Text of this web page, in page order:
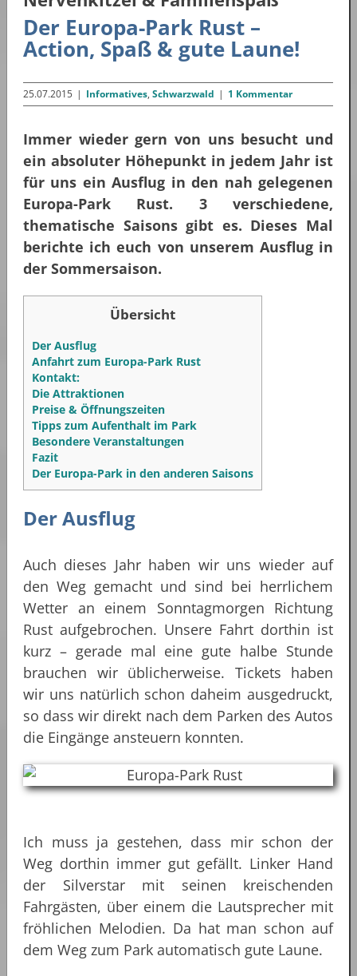
Der Europa-Park Rust –
Action, Spaß & gute Laune!
25.07.2015 | Informatives, Schwarzwald | 1 Kommentar
Immer wieder gern von uns besucht und
ein absoluter Höhepunkt in jedem Jahr ist
für uns ein Ausflug in den nah gelegenen
Europa-Park Rust. 3 verschiedene,
thematische Saisons gibt es. Dieses Mal
berichte ich euch von unserem Ausflug in
der Sommersaison.
Übersicht
Der Ausflug
Anfahrt zum Europa-Park Rust
Kontakt:
Die Attraktionen
Preise & Öffnungszeiten
Tipps zum Aufenthalt im Park
Besondere Veranstaltungen
Fazit
Der Europa-Park in den anderen Saisons
Der Ausflug
Auch dieses Jahr haben wir uns wieder auf
den Weg gemacht und sind bei herrlichem
Wetter an einem Sonntagmorgen Richtung
Rust aufgebrochen. Unsere Fahrt dorthin ist
kurz – gerade mal eine gute halbe Stunde
brauchen wir üblicherweise. Tickets haben
wir uns natürlich schon daheim ausgedruckt,
so dass wir direkt nach dem Parken des Autos
die Eingänge ansteuern konnten.
Ich muss ja gestehen, dass mir schon der
Weg dorthin immer gut gefällt. Linker Hand
der Silverstar mit seinen kreischenden
Fahrgästen, über einem die Lautsprecher mit
fröhlichen Melodien. Da hat man schon auf
dem Weg zum Park automatisch gute Laune.